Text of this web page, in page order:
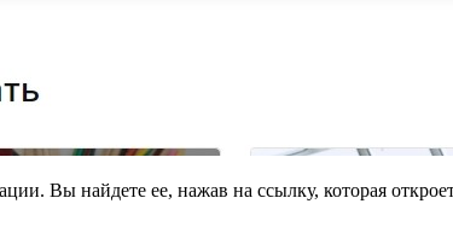
Вы найдете ее, нажав на ссылку, которая